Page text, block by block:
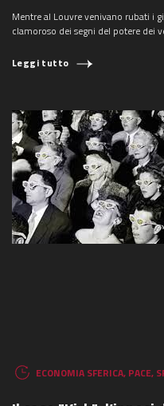
Mentre al Louvre venivano rubati i
clamoroso dei segni del potere dei
Leggi tutto
ECONOMIA SFERICA, PACE,